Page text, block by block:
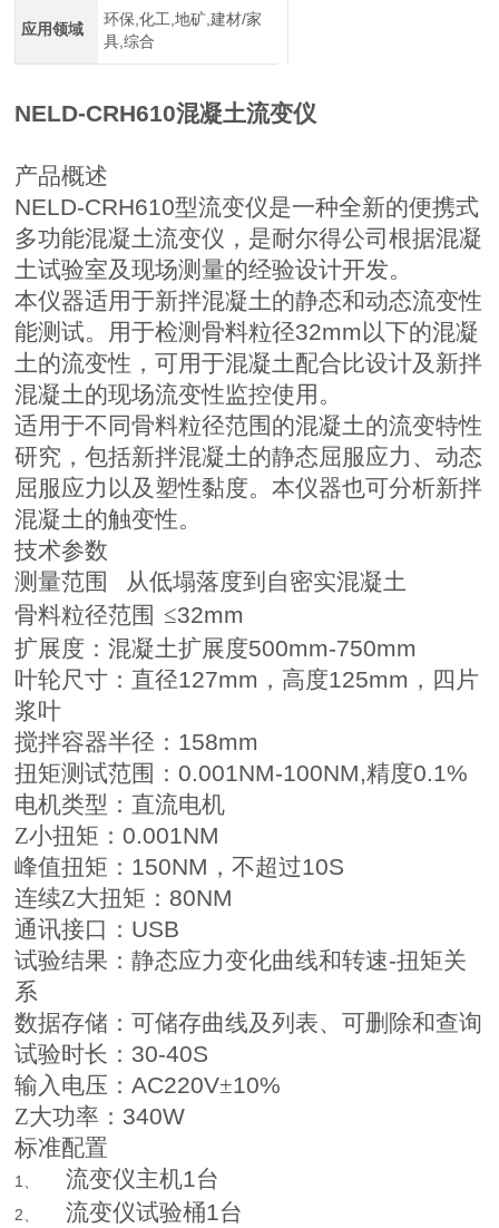
应用领域
环保,化工,地矿,建材/家
具,综合
NELD-CRH610混凝土流变仪
产品概述
NELD-CRH610型流变仪是一种全新的便携式
多功能混凝土流变仪，是耐尔得公司根据混凝
土试验室及现场测量的经验设计开发。
本仪器适用于新拌混凝土的静态和动态流变性
能测试。用于检测骨料粒径32mm 以下的混凝
土的流变性，可用于混凝土配合比设计及新拌
混凝土的现场流变性监控使用。
适用于不同骨料粒径范围的混凝土的流变特性
研究，包括新拌混凝土的静态屈服应力、动态
屈服应力以及塑性黏度。本仪器也可分析新拌
混凝土的触变性。
技术参数
测量范围
从低塌落度到自密实混凝土
骨料粒径范围 ≤32mm
扩展度：混凝土扩展度500mm-750mm
叶轮尺寸：直径127mm ，高度125mm ，四片
浆叶
搅拌容器半径： 158mm
扭矩测试范围：0.001NM-100NM,精度0.1%
电机类型：直流电机
Z小扭矩：0.001NM
峰值扭矩： 150NM ，不超过10S
连续Z大扭矩： 80NM
通讯接口： USB
试验结果：静态应力变化曲线和转速-扭矩关
系
数据存储：可储存曲线及列表、可删除和查询
试验时长： 30-40S
输入电压：AC220V±10%
Z大功率： 340W
标准配置
1、 流变仪主机1台
2、 流变仪试验桶1台